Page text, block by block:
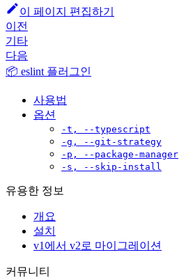
이 페이지 편집하기
이전
기타
다음
📦 eslint 플러그인
사용법
옵션
-t, --typescript
-g, --git-strategy
-p, --package-manager
-s, --skip-install
유용한 정보
개요
설치
v1에서 v2로 마이그레이션
커뮤니티